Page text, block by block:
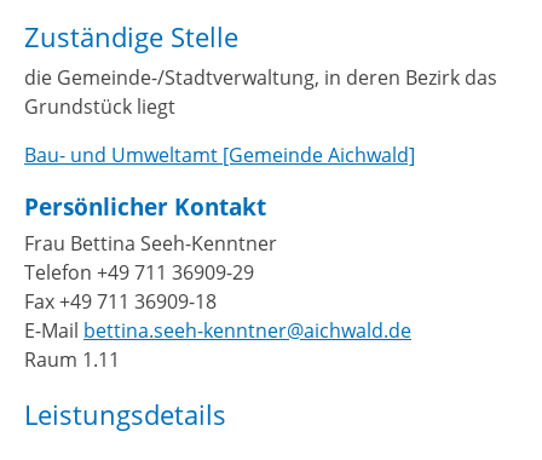
Zuständige Stelle
die Gemeinde-/Stadtverwaltung, in deren Bezirk das
Grundstück liegt
Bau- und Umweltamt [Gemeinde Aichwald]
Persönlicher Kontakt
Frau Bettina Seeh-Kenntner
Telefon +49 711 36909-29
Fax+49 711 36909-18
E-Mail bettina.seeh-kenntner@aichwald.de
Raum 1.11
Leistungsdetails